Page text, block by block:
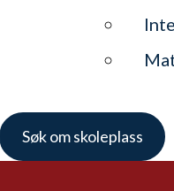
Søk om skoleplass